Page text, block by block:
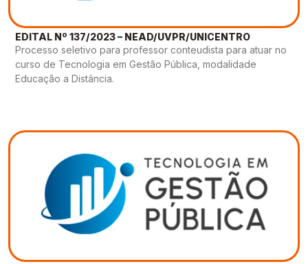
EDITAL Nº 137/2023 – NEAD/UVPR/UNICENTRO
Processo seletivo para professor conteudista para atuar no
curso de Tecnologia em Gestão Pública, modalidade
Educação a Distância.